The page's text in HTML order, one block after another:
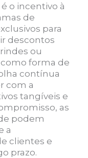
o incentivo à
de
para
descontos
ou
forma de
contínua
com a
tangíveis e
as
podem
a
clientes e
prazo.